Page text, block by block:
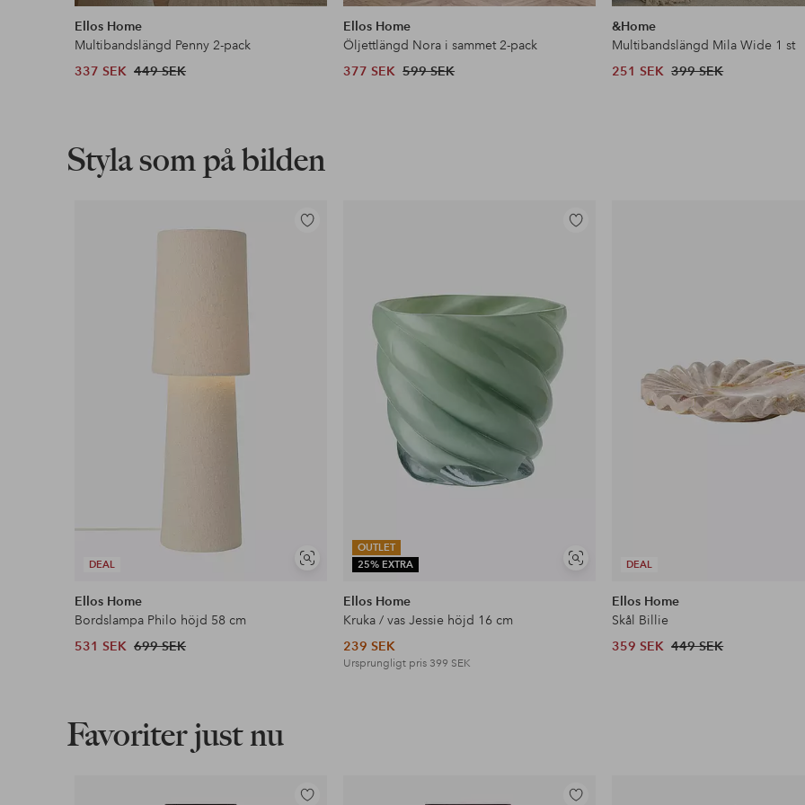
liknande
Ellos Home
Multibandslängd Penny 2-pack
337 SEK 449 SEK
liknande
Ellos Home
Öljettlängd Nora i sammet 2-pack
377 SEK 599 SEK
&Home
Multibandslängd Mila Wide 1 st
251 SEK 399 SEK
Styla som på bilden
DEAL
Visa
Lägg
Ellos Home
Bordslampa Philo höjd 58 cm
531 SEK 699 SEK
OUTLET
25% EXTRA
Visa
Lägg
Ellos Home
Kruka / vas Jessie höjd 16 cm
239 SEK
Ursprungligt pris 399 SEK
DEAL
Ellos Home
Skål Billie
359 SEK 449 SEK
Favoriter just nu